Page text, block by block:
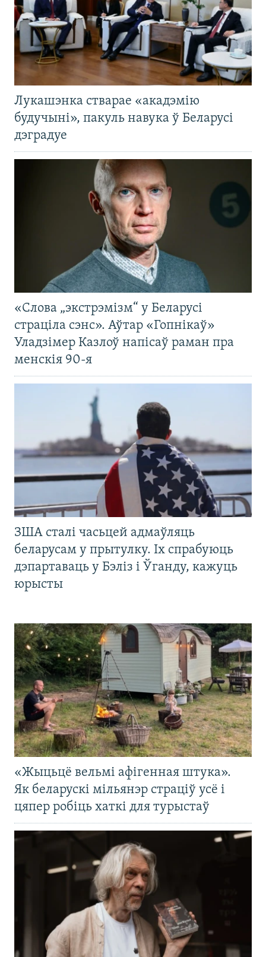
Лукашэнка стварае «акадэмію
будучыні», пакуль навука ў Беларусі
дэградуе
«Слова „экстрэмізм“ у Беларусі
страціла сэнс». Аўтар «Гопнікаў»
Уладзімер Казлоў напісаў раман пра
менскія 90-я
ЗША сталі часьцей адмаўляць
беларусам у прытулку. Іх спрабуюць
дэпартаваць у Бэліз і Ўганду, кажуць
юрысты
«Жыцьцё вельмі афігенная штука».
Як беларускі мільянэр страціў усё і
цяпер робіць хаткі для турыстаў